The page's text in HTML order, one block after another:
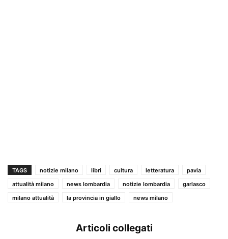
TAGS notizie milano libri cultura letteratura
pavia
attualità milano
news lombardia notizie lombardia
garlasco
milano attualità
la provincia in giallo news milano
Articoli collegati